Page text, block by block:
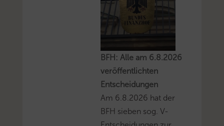
BFH: Alle am 6.8.2026
veröffentlichten
Entscheidungen
Am 6.8.2026 hat der
BFH sieben sog. V-